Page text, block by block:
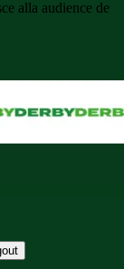
alla audience de